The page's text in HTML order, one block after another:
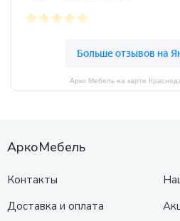
Арко Мебель на карте
АркоМебель
Контакты
Доставка и оплата